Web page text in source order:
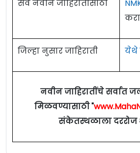
सर्व नवीन जाहिरातींसाठी
जिल्हा नुसार जाहिराती येथे
नवीन जाहिरातींचे सर्वात
मिळवण्यासाठी "
संकेतस्थळाला दररोज